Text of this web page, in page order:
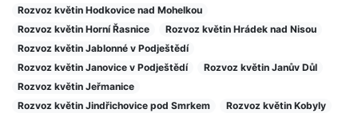
Rozvoz květin Hodkovice nad Mohelkou
Rozvoz květin Horní Řasnice
Rozvoz květin Hrádek nad Nisou
Rozvoz květin Jablonné v Podještědí
Rozvoz květin Janovice v Podještědí
Rozvoz květin Janův Důl
Rozvoz květin Jeřmanice
Rozvoz květin Jindřichovice pod Smrkem
Rozvoz květin Kobyly